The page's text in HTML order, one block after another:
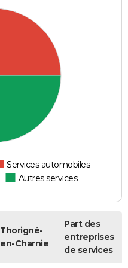
Services automobiles
Autres services
Thorigné-
en-Charnie
Part des
entreprises
de services